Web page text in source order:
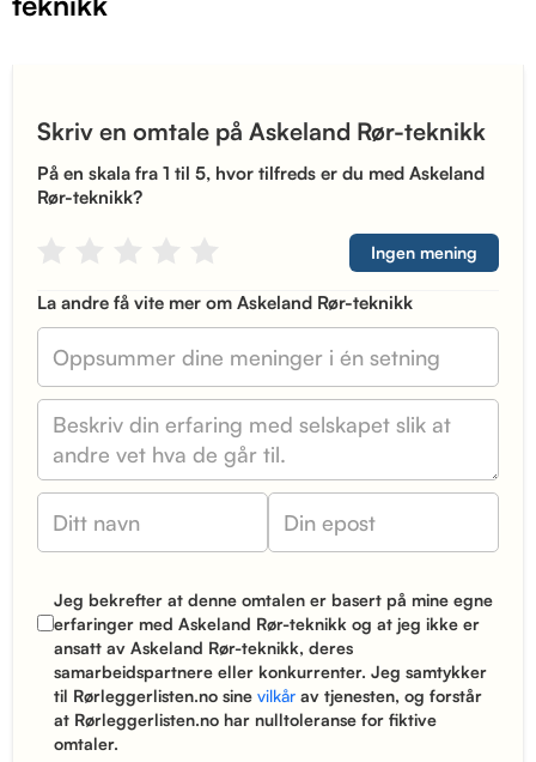
Skriv en omtale på Askeland Rør-teknikk
På en skala fra 1 til 5, hvor tilfreds er du med Askeland
Rør-teknikk?
Ingen mening
La andre få vite mer om Askeland Rør-teknikk
Jeg bekrefter at denne omtalen er basert på mine egne
erfaringer med Askeland Rør-teknikk og at jeg ikke er
ansatt av Askeland Rør-teknikk, deres
samarbeidspartnere eller konkurrenter. Jeg samtykker
til Rørleggerlisten.no sinevilkår av tjenesten, og forstår
at Rørleggerlisten.no har nulltoleranse for fiktive
omtaler.